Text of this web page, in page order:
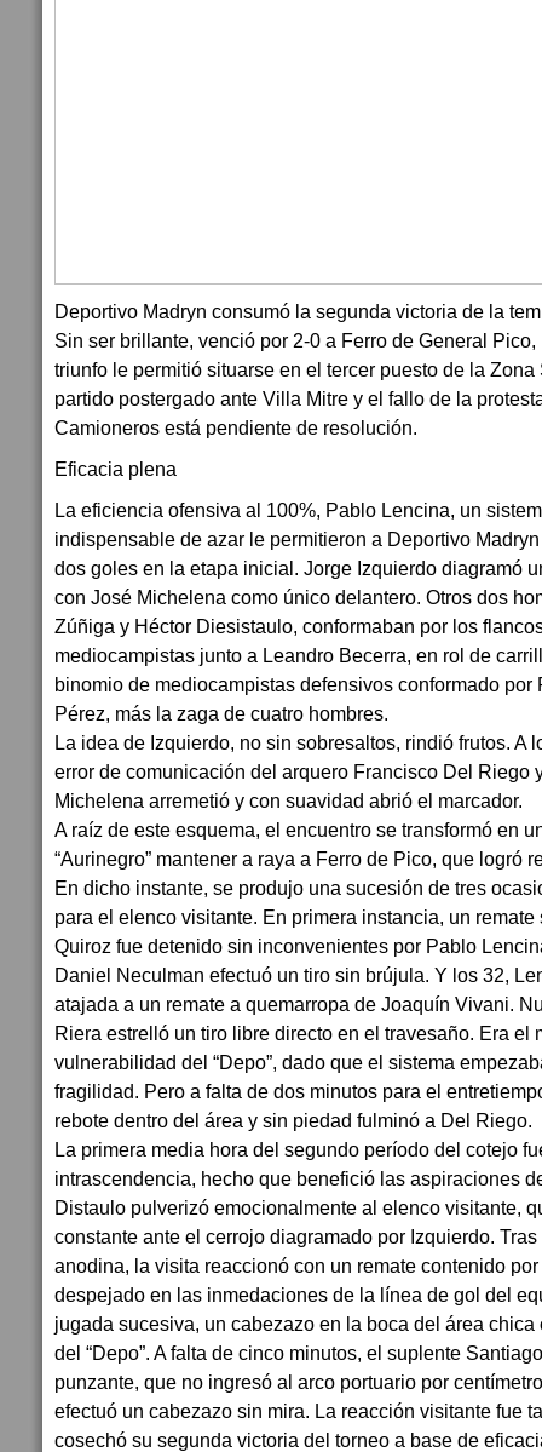
Deportivo Madryn consumó la segunda victoria de la
Sin ser brillante, venció por 2-0 a Ferro de General
triunfo le permitió situarse en el tercer puesto de la Zona
partido postergado ante Villa Mitre y el fallo de la
Camioneros está pendiente de resolución.
Eficacia plena
La eficiencia ofensiva al 100%, Pablo Lencina, un
indispensable de azar le permitieron a Deportivo
dos goles en la etapa inicial. Jorge Izquierdo diagramó
con José Michelena como único delantero. Otros dos
Zúñiga y Héctor Diesistaulo, conformaban por los
mediocampistas junto a Leandro Becerra, en rol de
binomio de mediocampistas defensivos conformado por
Pérez, más la zaga de cuatro hombres.
La idea de Izquierdo, no sin sobresaltos, rindió frutos. A
error de comunicación del arquero Francisco Del Riego
Michelena arremetió y con suavidad abrió el marcador.
A raíz de este esquema, el encuentro se transformó en
“Aurinegro” mantener a raya a Ferro de Pico, que logró
En dicho instante, se produjo una sucesión de tres
para el elenco visitante. En primera instancia, un
Quiroz fue detenido sin inconvenientes por Pablo
Daniel Neculman efectuó un tiro sin brújula. Y los 32,
atajada a un remate a quemarropa de Joaquín Vivani.
Riera estrelló un tiro libre directo en el travesaño. Era el
vulnerabilidad del “Depo”, dado que el sistema
fragilidad. Pero a falta de dos minutos para el
rebote dentro del área y sin piedad fulminó a Del Riego.
La primera media hora del segundo período del cotejo
intrascendencia, hecho que benefició las aspiraciones
Distaulo pulverizó emocionalmente al elenco visitante,
constante ante el cerrojo diagramado por Izquierdo.
anodina, la visita reaccionó con un remate contenido
despejado en las inmedaciones de la línea de gol del
jugada sucesiva, un cabezazo en la boca del área
del “Depo”. A falta de cinco minutos, el suplente
punzante, que no ingresó al arco portuario por
efectuó un cabezazo sin mira. La reacción visitante fue
cosechó su segunda victoria del torneo a base de